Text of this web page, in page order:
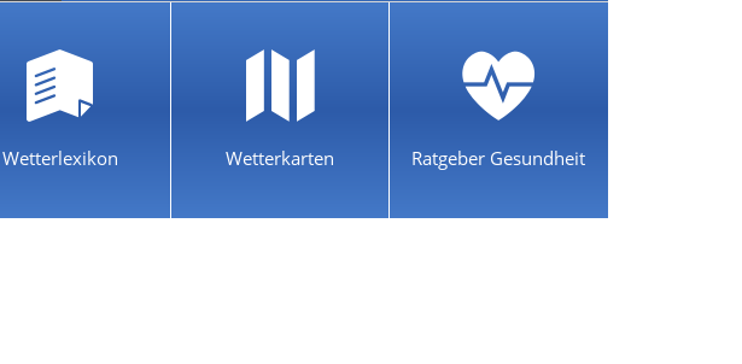
Wetterlexikon Wetterkarten Ratgeber Gesundheit